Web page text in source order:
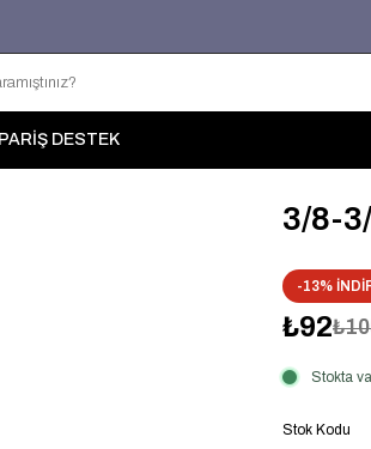
DESTEK
3/8-
-13%
₺92
Stokta
Stok Kodu